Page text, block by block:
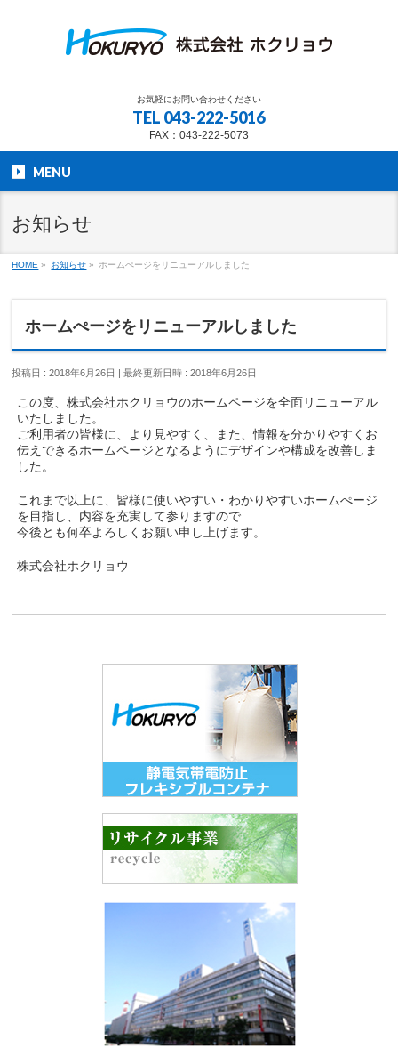
お気軽にお問い合わせください
TEL 043-222-5016
FAX：043-222-5073
MENU
お知らせ
HOME » お知らせ » ホームぺージをリニューアルしました
ホームぺージをリニューアルしました
投稿日 : 2018年6月26日 最終更新日時 : 2018年6月26日
この度、株式会社ホクリョウのホームページを全面リニューアル
いたしました。
ご利用者の皆様に、より見やすく、また、情報を分かりやすくお
伝えできるホームページとなるようにデザインや構成を改善しま
した。
これまで以上に、皆様に使いやすい・わかりやすいホームぺージ
を目指し、内容を充実して参りますので
今後とも何卒よろしくお願い申し上げます。
株式会社ホクリョウ